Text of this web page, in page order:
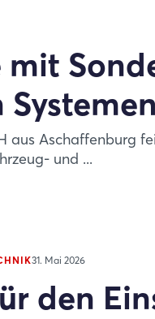
mit
aus Aschaffenburg
und ...
31. Mai 2026
den